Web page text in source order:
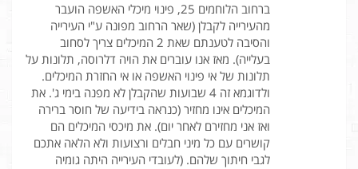
ברחוב הלוחמים 25, פינוי מיכלי האשפה הועבר
מהעירייה לקבלן (שאר הרחוב מפונה ע"י העירייה
והסיבה לטענתם שאת 2 המיכלים צריך לסחוב
בעלייה). מאז אנו עוברים את הויה דלרוסה, תלונות על
תלונות של אי פינוי האשפה או אי החזרת המיכלים.
ולדוגמא זה 4 שבועות שהקבלן לא מפנה בימי ג'. את
המיכלים אינו מחזיר (כנראה בידיעה של חוסר ברירה
ואז אני מחזירם לאחר יום). את מיכסי המיכלים הם
קושרים עם כל מיני חבלים ורצועות ולא הלאה אתכם
לגבי חיתוך שלהם. (לעובדי העירייה היתה גומיה